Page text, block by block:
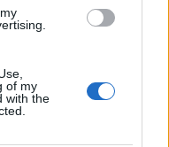
of my
with the
σύμβουλος
Κώστας
Νομαρχιακής
και συγγενείς της κ.
αναμένεται να
ο οποίος
στην ΚΟ του